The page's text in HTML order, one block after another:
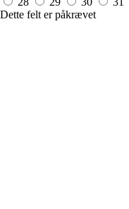
Dette felt er påkrævet